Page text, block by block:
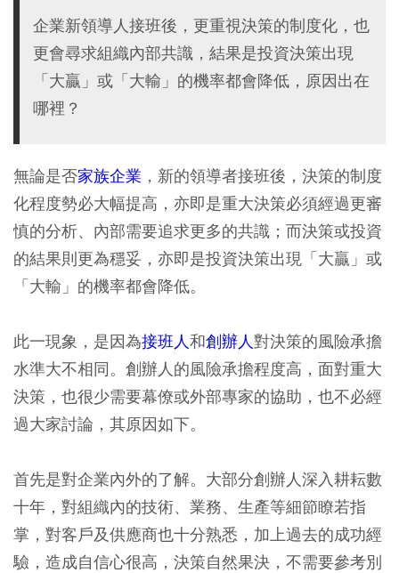
企業新領導人接班後，更重視決策的制度化，也
更會尋求組織內部共識，結果是投資決策出現
「大贏」或「大輸」的機率都會降低，原因出在
哪裡？
無論是否家族企業 ，新的領導者接班後，決策的制度
化程度勢必大幅提高，亦即是重大決策必須經過更審
慎的分析、內部需要追求更多的共識；而決策或投資
的結果則更為穩妥，亦即是投資決策出現「大贏」或
「大輸」的機率都會降低。
此一現象，是因為接班人和創辦人對決策的風險承擔
水準大不相同。創辦人的風險承擔程度高，面對重大
決策，也很少需要幕僚或外部專家的協助，也不必經
過大家討論，其原因如下。
首先是對企業內外的了解。大部分創辦人深入耕耘數
十年，對組織內的技術、業務、生產等細節瞭若指
掌，對客戶及供應商也十分熟悉，加上過去的成功經
驗，造成自信心很高，決策自然果決，不需要參考別